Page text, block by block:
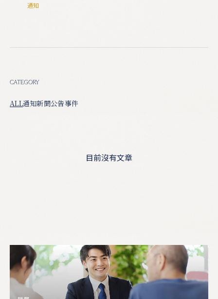
通知
CATEGORY
ALL通知新聞公告事件
目前沒有文章